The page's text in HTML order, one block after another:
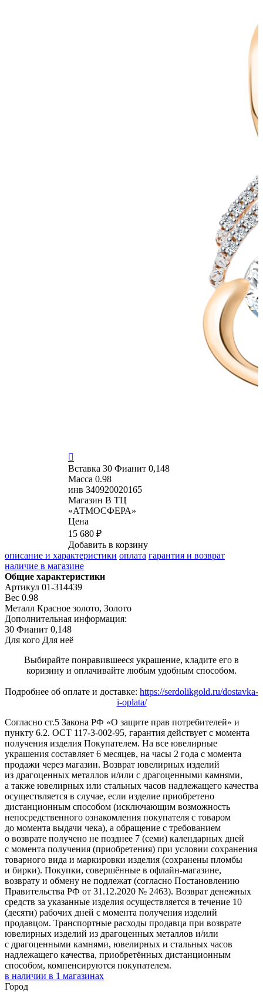

Вставка 30 Фианит 0,148
Масса 0.98
инв 340920020165
Магазин В ТЦ
«АТМОСФЕРА»
Цена
15 680 ₽
Добавить в корзину
описание и характеристики оплата гарантия и возврат
наличие в магазине
Общие характеристики
Артикул 01-314439
Вес 0.98
Металл Красное золото, Золото
Дополнительная информация:
30 Фианит 0,148
Для кого Для неё
Выбирайте понравившееся украшение, кладите его в
коризину и оплачивайте любым удобным способом.
Подробнее об оплате и доставке: https://serdolikgold.ru/dostavka-
i-oplata/
Согласно ст.5 Закона РФ «О защите прав потребителей» и
пункту 6.2. ОСТ 117-3-002-95, гарантия действует с момента
получения изделия Покупателем. На все ювелирные
украшения составляет 6 месяцев, на часы 2 года с момента
продажи через магазин. Возврат ювелирных изделий
из драгоценных металлов и/или с драгоценными камнями,
а также ювелирных или стальных часов надлежащего качества
осуществляется в случае, если изделие приобретено
дистанционным способом (исключающим возможность
непосредственного ознакомления покупателя с товаром
до момента выдачи чека), а обращение с требованием
о возврате получено не позднее 7 (семи) календарных дней
с момента получения (приобретения) при условии сохранения
товарного вида и маркировки изделия (сохранены пломбы
и бирки). Покупки, совершённые в офлайн-магазине,
возврату и обмену не подлежат (согласно Постановлению
Правительства РФ от 31.12.2020 № 2463). Возврат денежных
средств за указанные изделия осуществляется в течение 10
(десяти) рабочих дней с момента получения изделий
продавцом. Транспортные расходы продавца при возврате
ювелирных изделий из драгоценных металлов и/или
с драгоценными камнями, ювелирных и стальных часов
надлежащего качества, приобретённых дистанционным
способом, компенсируются покупателем.
в наличии в 1 магазинах
Город